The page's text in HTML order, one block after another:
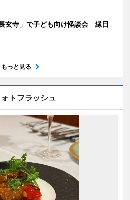
玄寺」で子ども向け怪談会 縁日
もっと見る
トフラッシュ